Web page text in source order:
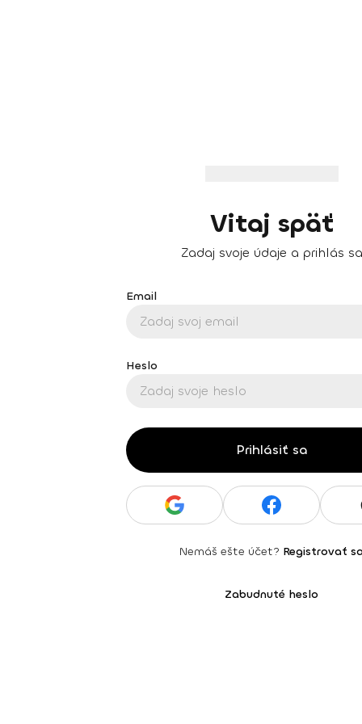
Vitaj späť
Zadaj svoje údaje a prihlás sa
Email
Heslo
Prihlásiť sa
Nemáš ešte účet? Registrovať
Zabudnuté heslo